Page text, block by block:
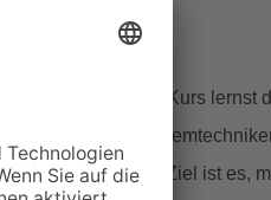
In diesem Kurs lernst
mit
Prüfungsangst. Ziel ist es,